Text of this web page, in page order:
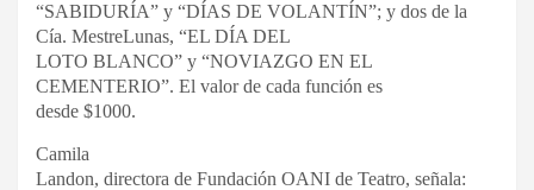
“SABIDURÍA” y “DÍAS DE VOLANTÍN”; y dos de la
Cía. MestreLunas, “EL DÍA DEL
LOTO BLANCO” y “NOVIAZGO EN EL
CEMENTERIO”. El valor de cada función es
desde $1000.
Camila
Landon, directora de Fundación OANI de Teatro, señala: